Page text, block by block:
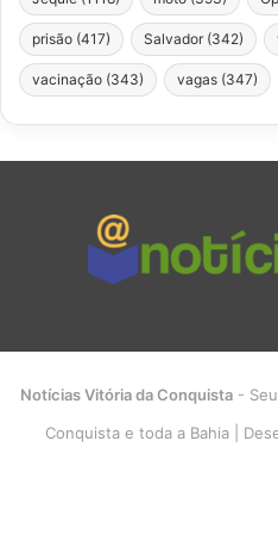
prisão (417) Salvador (342)
vacinação (343) vagas (347)
Notícias Vitória da Conquista -
Conquista e toda a Bahia |